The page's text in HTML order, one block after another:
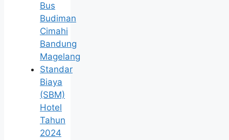
Bus
Budiman
Cimahi
Bandung
Magelang
Standar
Biaya
(SBM)
Hotel
Tahun
2024